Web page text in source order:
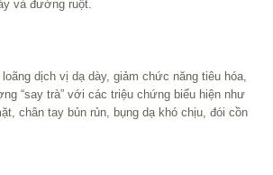
và đường ruột.
dịch vị dạ dày, giảm chức năng tiêu hóa,
“say trà” với các triệu chứng biểu hiện như
chân tay bủn rủn, bụng dạ khó chịu, đói cồn